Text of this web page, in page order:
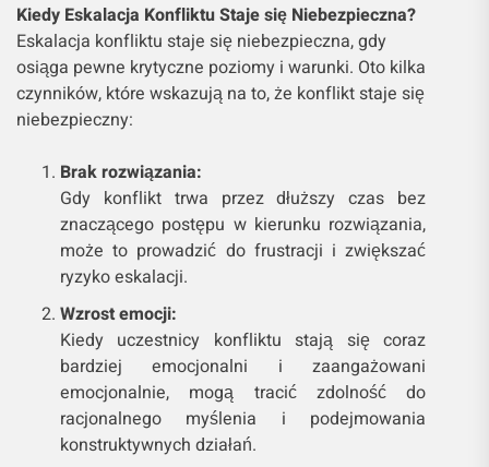
Kiedy Eskalacja Konfliktu Staje się Niebezpieczna?
Eskalacja konfliktu staje się niebezpieczna, gdy
osiąga pewne krytyczne poziomy i warunki. Oto kilka
czynników, które wskazują na to, że konflikt staje się
niebezpieczny:
Brak rozwiązania:
Gdy konflikt trwa przez dłuższy czas bez
znaczącego postępu w kierunku rozwiązania,
może to prowadzić do frustracji i zwiększać
ryzyko eskalacji.
Wzrost emocji:
Kiedy uczestnicy konfliktu stają się coraz
bardziej emocjonalni i zaangażowani
emocjonalnie, mogą tracić zdolność do
racjonalnego myślenia i podejmowania
konstruktywnych działań.